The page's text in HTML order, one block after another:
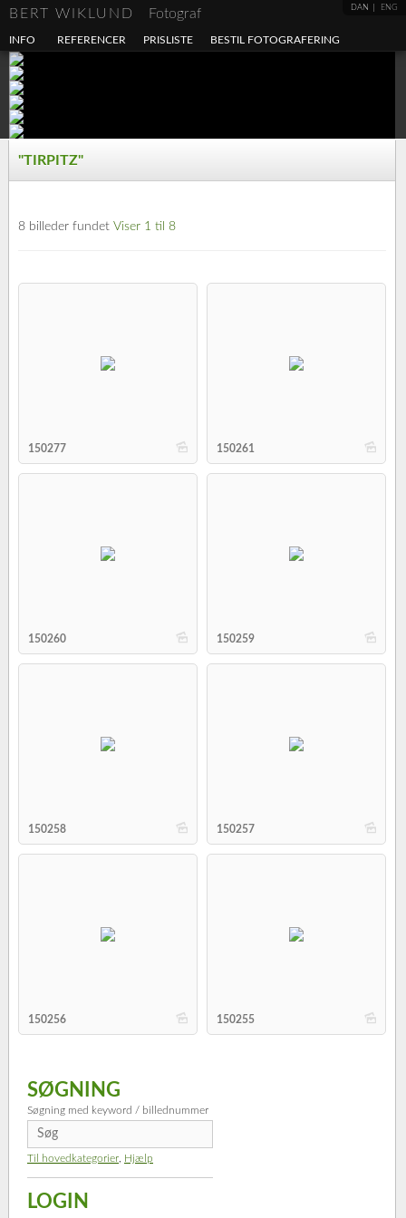
DAN ENG
BERT WIKLUND Fotograf
INFO REFERENCER PRISLISTE BESTIL FOTOGRAFERING
"TIRPITZ"
8 billeder fundet Viser 1 til 8
b
150277 b
150261
b
150260 b
150259
b
150258 b
150257
b
150256 b
150255
SØGNING
Søgning med keyword / billednummer
Til hovedkategorier Hjælp
LOGIN